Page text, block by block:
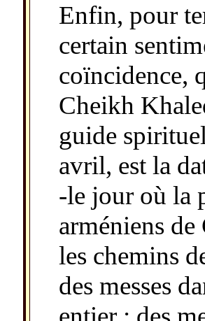
Enfin, pour
certain
coïncidence,
Cheikh
guide
avril, est la
-le jour où la
arméniens
les chemins
des messes